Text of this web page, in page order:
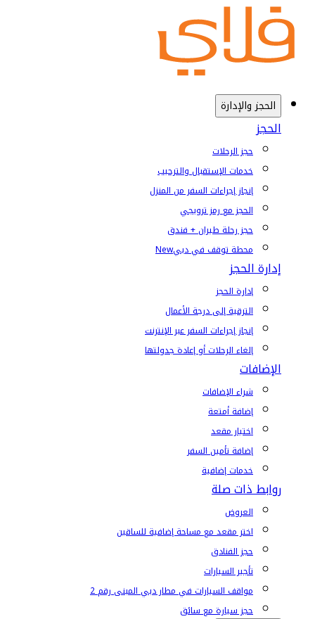
الحجز والإدارة
الحجز
حجز الرحلات
خدمات الإستقبال والترحيب
إنجاز إجراءات السفر من المنزل
الحجز مع رمز ترويجي
حجز رحلة طيران + فندق
محطة توقف في دبيNew
إدارة الحجز
إدارة الحجز
الترقية إلى درجة الأعمال
إنجاز إجراءات السفر عبر الإنترنت
إلغاء الرحلات أو إعادة جدولتها
الإضافات
شراء الإضافات
إضافة أمتعة
اختيار مقعد
إضافة تأمين السفر
خدمات إضافية
روابط ذات صلة
العروض
اختر مقعد مع مساحة إضافية للساقين
حجز الفنادق
تأجير السيارات
مواقف السيارات في مطار دبي المبنى رقم 2
حجز سيارة مع سائق